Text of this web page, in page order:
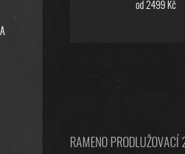
od 2499 Kč
RAMENO